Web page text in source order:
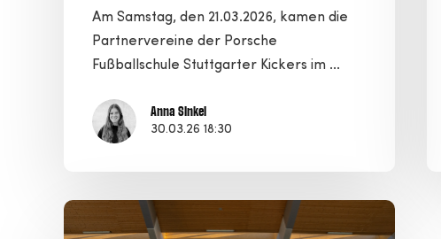
Am Samstag, den 21.03.2026, kamen die
Partnervereine der Porsche
Fußballschule Stuttgarter Kickers im ...
Anna Sinkel
30.03.26 18:30